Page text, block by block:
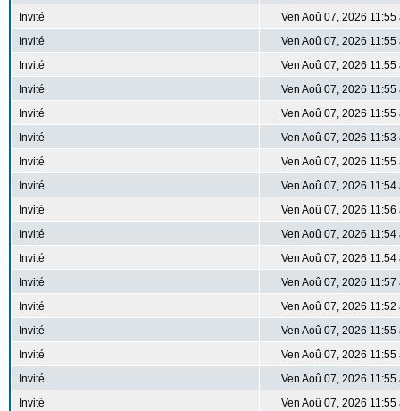
Invité
Ven Aoû 07, 2026 11:55
Invité
Ven Aoû 07, 2026 11:55
Invité
Ven Aoû 07, 2026 11:55
Invité
Ven Aoû 07, 2026 11:55
Invité
Ven Aoû 07, 2026 11:55
Invité
Ven Aoû 07, 2026 11:53
Invité
Ven Aoû 07, 2026 11:55
Invité
Ven Aoû 07, 2026 11:54
Invité
Ven Aoû 07, 2026 11:56
Invité
Ven Aoû 07, 2026 11:54
Invité
Ven Aoû 07, 2026 11:54
Invité
Ven Aoû 07, 2026 11:57
Invité
Ven Aoû 07, 2026 11:52
Invité
Ven Aoû 07, 2026 11:55
Invité
Ven Aoû 07, 2026 11:55
Invité
Ven Aoû 07, 2026 11:55
Invité
Ven Aoû 07, 2026 11:55